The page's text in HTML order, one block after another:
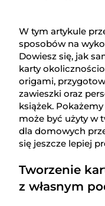
W tym artykule
sposobów na
Dowiesz się, jak
karty
origami,
zawieszki oraz
książek.
może być użyty w
dla domowych
się jeszcze lepiej
Tworzenie
z własnym